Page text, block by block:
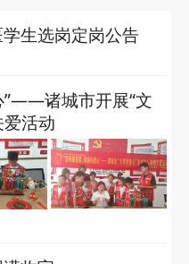
生选岗定岗公告
”——诸城市开展“文
活动